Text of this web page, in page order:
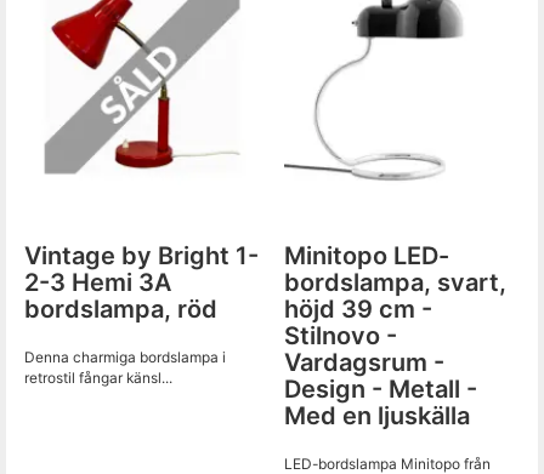
Vintage by Bright 1-
2-3 Hemi 3A
bordslampa, röd
Denna charmiga bordslampa i
retrostil fångar känsl...
Minitopo LED-
bordslampa, svart,
höjd 39 cm -
Stilnovo -
Vardagsrum -
Design - Metall -
Med en ljuskälla
LED-bordslampa Minitopo från